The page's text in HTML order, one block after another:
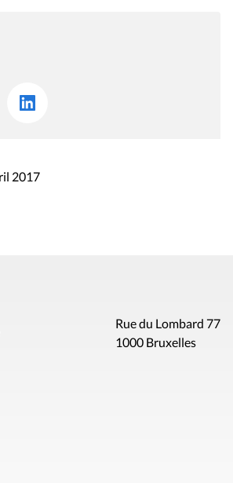
2017
Rue du Lombard 77
1000 Bruxelles